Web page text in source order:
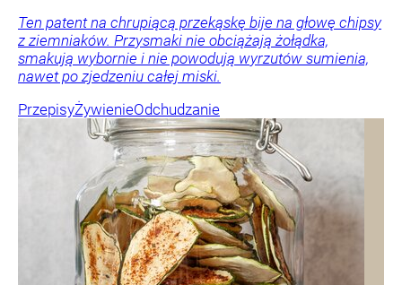
Ten patent na chrupiącą przekąskę bije na głowę chipsy
z ziemniaków. Przysmaki nie obciążają żołądka,
smakują wybornie i nie powodują wyrzutów sumienia,
nawet po zjedzeniu całej miski.
PrzepisyŻywienieOdchudzanie